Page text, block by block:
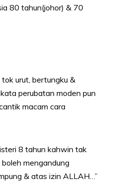
80 tahun(johor) & 70
urut, bertungku &
perubatan moden pun
macam cara
8 tahun kahwin tak
mengandung
& atas izin ALLAH…”